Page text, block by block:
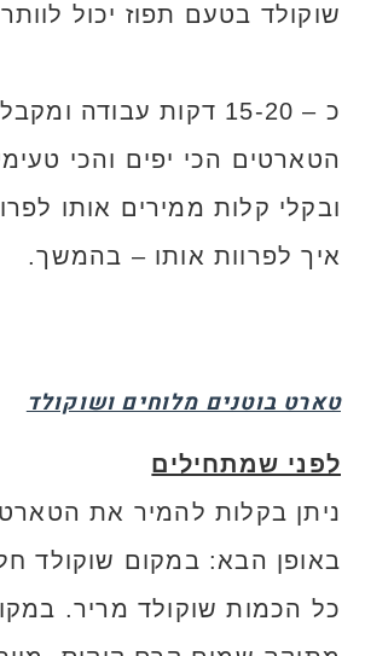
שוקולד בטעם תפוז יכול
כ – 15-20 דקות עבודה
הטארטים הכי יפים והכי
ובקלי קלות ממירים אותו
איך לפרוות אותו – בהמשך.
טארט בוטנים מלוחים ושוקולד
לפני שמתחילים
ניתן בקלות להמיר את
באופן הבא: במקום שוקולד
כל הכמות שוקולד מריר.